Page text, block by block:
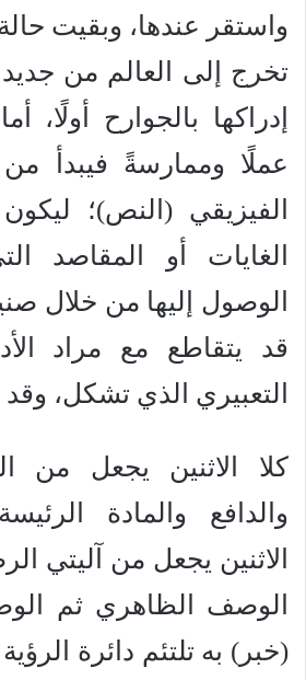
واستقر عندها، وبقيت
تخرج إلى العالم من
إدراكها بالجوارح أولًا،
عملًا وممارسةً فيبدأ
الفيزيقي (النص)؛
الغايات أو المقاصد
الوصول إليها من خلال
قد يتقاطع مع مراد
التعبيري الذي تشكل، وقد
كلا الاثنين يجعل من
والدافع والمادة
الاثنين يجعل من آليتي
الوصف الظاهري ثم
(خبر) به تلتئم دائرة